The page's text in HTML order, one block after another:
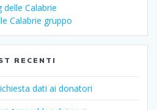
delle Calabrie
Calabrie gruppo
RECENTI
dati ai donatori